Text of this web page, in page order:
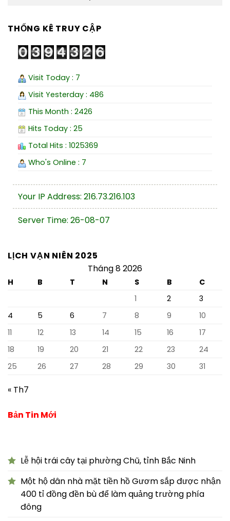
THỐNG KÊ TRUY CẬP
Visit Today : 7
Visit Yesterday : 486
This Month : 2426
Hits Today : 25
Total Hits : 1025369
Who's Online : 7
Your IP Address: 216.73.216.103
Server Time: 26-08-07
LỊCH VẠN NIÊN 2025
Tháng 8 2026
H B T N S B
C
1
2
3
4
5 6 7 8 9
10
11
12 13 14 15 16
17
18
19 20 21 22 23
24
25
26 27 28 29 30 31
« Th7
Bản Tin Mới
Lễ hội trái cây tại phường Chũ, tỉnh Bắc Ninh
Một hộ dân nhà mặt tiền hồ Gươm sắp được nhận
400 tỉ đồng đền bù để làm quảng trường phía
đông